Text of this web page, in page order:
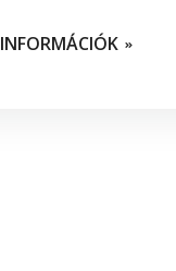
INFORMÁCIÓK